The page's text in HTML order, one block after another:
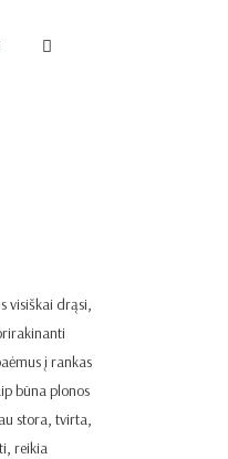
visiškai drąsi,
į rankas
būna plonos
stora, tvirta,
reikia